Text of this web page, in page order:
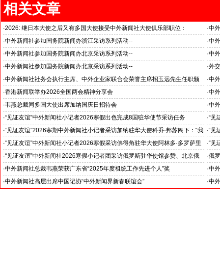
相关文章
·2026: 继日本大使之后又有多国大使接受中外新闻社大使俱乐部职位：
国之交在于民相亲, 民相亲在于心相通
·中
·中外新闻社参加国务院新闻办浙江采访系列活动--
推动科技创新和产业创新深度融合
·中
“科
·中外新闻社参加国务院新闻办北京采访系列活动--
见证科技创新和产业创新高质量发展
·中
小
·中外新闻社参加国务院新闻办北京采访系列活动--
北京人形机器人创新中心打造具有全球影响力的应用示范高地
·外
·中外新闻社社务会执行主席、中外企业家联合会荣誉主席招玉远先生任职颁
证仪式在香港举行
·中
·香港新闻联举办2026全国两会精神分享会 ·中
对
·韦燕总裁同多国大使出席加纳国庆日招待会 ·中
·“见证友谊”中外新闻社小记者2026寒假出色完成8国驻华使节采访任务
斯洛伐克驻华大使莱齐亚克阁下为小记者们颁发“优秀小记者(优秀小小外交
官)”证书
·“见
下：
·“见证友谊”2026寒期中外新闻社小记者采访加纳驻华大使科乔·邦苏阁下：“我
十分享受在中国的时光……”
·“见
们将
·“见证友谊”中外新闻社小记者2026寒假采访佛得角驻华大使阿林多·多罗萨里
奥阁下: 期待两国青少年成为发展中佛友好关系新的动力
·“见
就是
·“见证友谊”中外新闻社2026寒假小记者团采访俄罗斯驻华使馆参赞、北京俄
罗斯文化中心主任吴丹娜女士: “中俄关系稳如泰山坚如磐石”
·俄
·中外新闻社总裁韦燕荣获广东省“2025年度祖统工作先进个人”奖 ·中
·中外新闻社高层出席中国记协“中外新闻界新春联谊会” ·中